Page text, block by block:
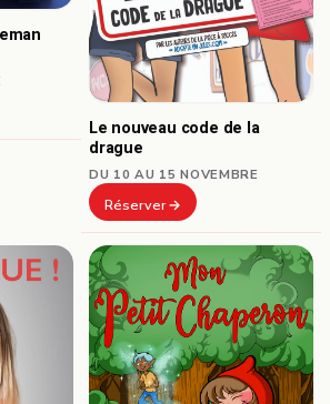
Le nouveau code de la
drague
DU 10 AU 15 NOVEMBRE
Réserver